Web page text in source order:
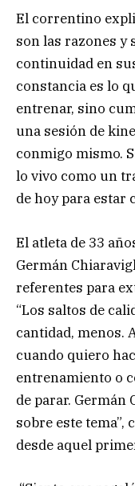
El correntino
son las razones y
continuidad en
constancia es lo
entrenar, sino
una sesión de
conmigo mismo.
lo vivo como un
de hoy para estar
El atleta de 33
Germán
referentes para
“Los saltos de
cantidad, menos.
cuando quiero
entrenamiento o
de parar. Germán
sobre este tema”,
desde aquel